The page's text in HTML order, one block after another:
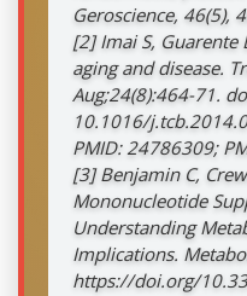
Geroscience, 46(5),
[2]Imai S, Guarente
aging and disease.
Aug;24(8):464-71.
10.1016/
PMID: 24786309;
[3]Benjamin C,
Mononucleotide
Understanding
Implications.
https://doi.org/